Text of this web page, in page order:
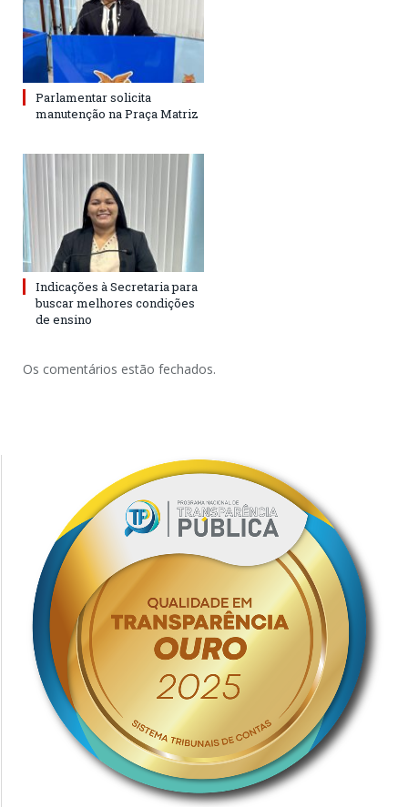
Parlamentar solicita
manutenção na Praça Matriz
Indicações à Secretaria para
buscar melhores condições
de ensino
Os comentários estão fechados.